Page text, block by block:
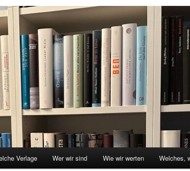
Verlage Wer wir sind Wie wir werten Welches,